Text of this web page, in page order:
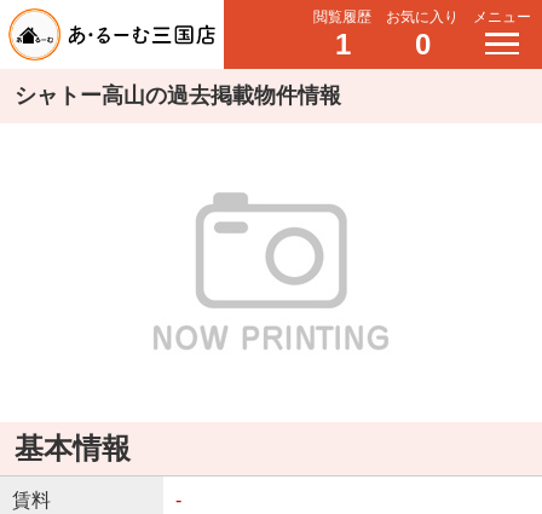
閲覧履歴
1
お気に入り
0
メニュー
シャトー高山の過去掲載物件情報
基本情報
賃料 -